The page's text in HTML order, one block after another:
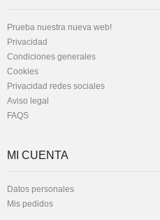
Prueba nuestra nueva web!
Privacidad
Condiciones generales
Cookies
Privacidad redes sociales
Aviso legal
FAQS
MI CUENTA
Datos personales
Mis pedidos